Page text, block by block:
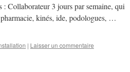
: Collaborateur 3 jours par semaine, qui
pharmacie, kinés, ide, podologues, …
| Laisser un commentaire